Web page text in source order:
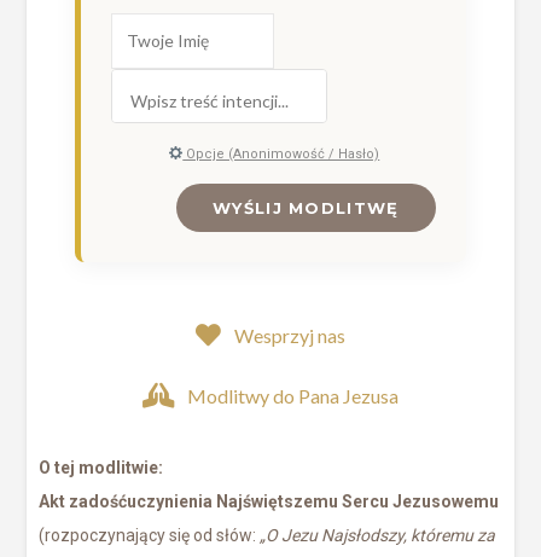
Opcje (Anonimowość / Hasło)
WYŚLIJ MODLITWĘ
Wesprzyj nas
Modlitwy do Pana Jezusa
O tej modlitwie:
Akt zadośćuczynienia Najświętszemu Sercu Jezusowemu
(rozpoczynający się od słów: „O Jezu Najsłodszy, któremu za